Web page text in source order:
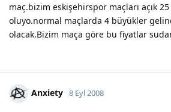
maç.bizim eskişehirspor maçları açık
oluyo.normal maçlarda 4 büyükler
olacak.Bizim maça göre bu fiyatlar
Anxiety 8 Eyl 2008